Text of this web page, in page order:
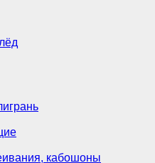
кабошоны